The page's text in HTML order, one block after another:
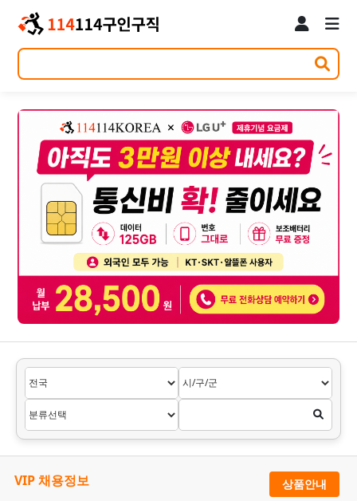
VIP 채용정보 상품안내